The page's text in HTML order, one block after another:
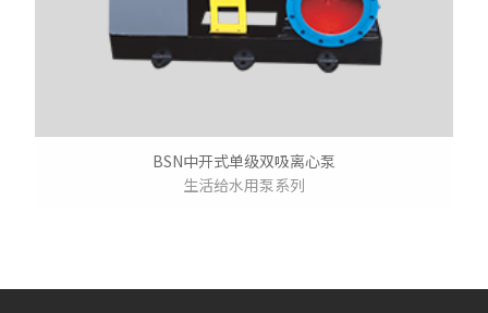
BSN中开式单级双吸离心泵
生活给水用泵系列